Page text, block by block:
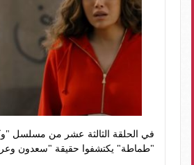
في الحلقة الثالثة عشر من مسلسل
"طماطة" يكتشفوا حقيقة "سعدون